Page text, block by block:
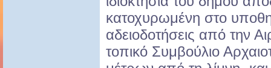
κατοχυρωμένη στο
αδειοδοτήσεις από την
τοπικό Συμβούλιο